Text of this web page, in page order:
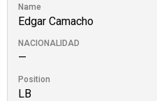
Name
Edgar Camacho
NACIONALIDAD
—
Position
LB